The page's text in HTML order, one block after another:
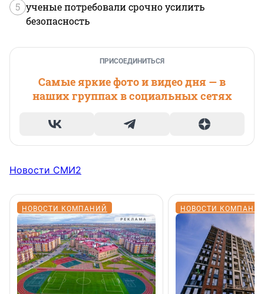
5 ученые потребовали срочно усилить
безопасность
ПРИСОЕДИНИТЬСЯ
Самые яркие фото и видео дня — в
наших группах в социальных сетях
Новости СМИ2
НОВОСТИ КОМПАНИЙ НОВОСТИ